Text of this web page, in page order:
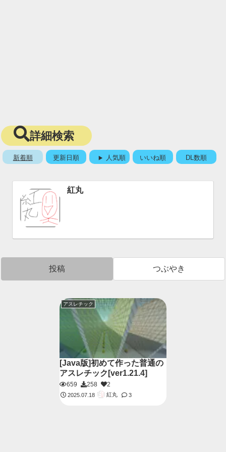
詳細検索
新着順 更新日順 人気順 いいね順 DL数順
紅丸
投稿 つぶやき
アスレチック
[Java版]初めて作った普通の
アスレチック[ver1.21.4]
659 258 2
2025.07.18 紅丸 3